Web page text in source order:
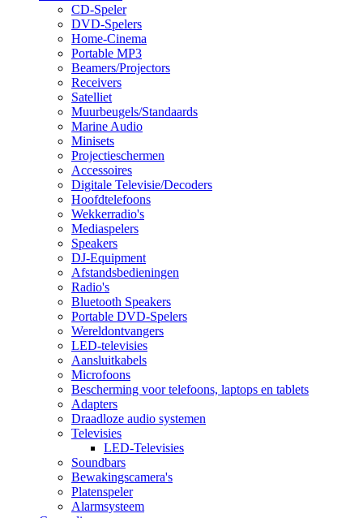
CD-Speler
DVD-Spelers
Home-Cinema
Portable MP3
Beamers/Projectors
Receivers
Satelliet
Muurbeugels/Standaards
Marine Audio
Minisets
Projectieschermen
Accessoires
Digitale Televisie/Decoders
Hoofdtelefoons
Wekkerradio's
Mediaspelers
Speakers
DJ-Equipment
Afstandsbedieningen
Radio's
Bluetooth Speakers
Portable DVD-Spelers
Wereldontvangers
LED-televisies
Aansluitkabels
Microfoons
Bescherming voor telefoons, laptops en tablets
Adapters
Draadloze audio systemen
Televisies
LED-Televisies
Soundbars
Bewakingscamera's
Platenspeler
Alarmsysteem